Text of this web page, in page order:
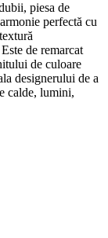
piesa de
perfectă cu
de remarcat
de culoare
designerului de a
calde, lumini,